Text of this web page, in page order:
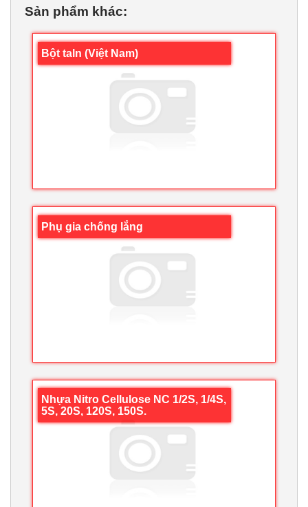
Sản phẩm khác:
Bột taln (Việt Nam)
Phụ gia chống lắng
Nhựa Nitro Cellulose NC 1/2S, 1/4S,
5S, 20S, 120S, 150S.